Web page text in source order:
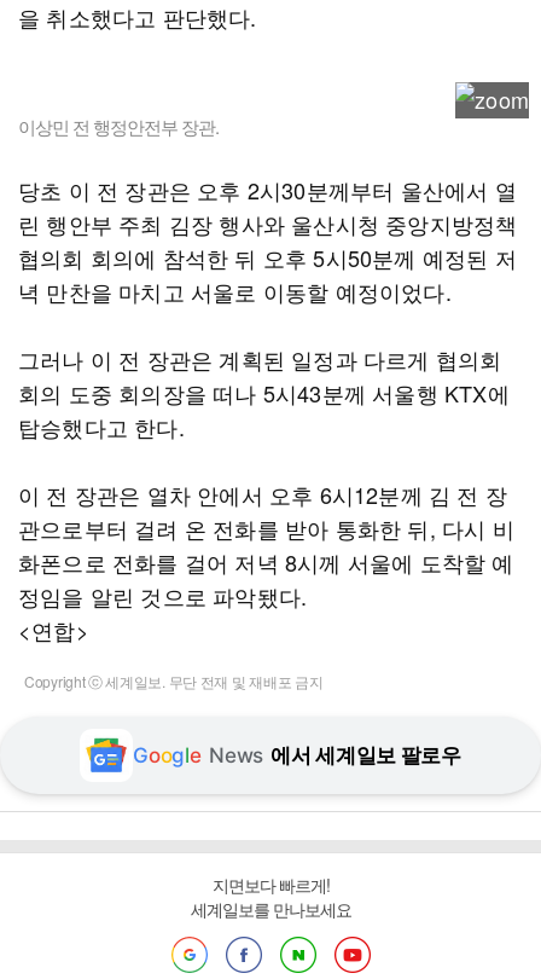
을 취소했다고 판단했다.
이상민 전 행정안전부 장관.
당초 이 전 장관은 오후 2시30분께부터 울산에서 열
린 행안부 주최 김장 행사와 울산시청 중앙지방정책
협의회 회의에 참석한 뒤 오후 5시50분께 예정된 저
녁 만찬을 마치고 서울로 이동할 예정이었다.
그러나 이 전 장관은 계획된 일정과 다르게 협의회
회의 도중 회의장을 떠나 5시43분께 서울행 KTX에
탑승했다고 한다.
이 전 장관은 열차 안에서 오후 6시12분께 김 전 장
관으로부터 걸려 온 전화를 받아 통화한 뒤, 다시 비
화폰으로 전화를 걸어 저녁 8시께 서울에 도착할 예
정임을 알린 것으로 파악됐다.
<연합>
Copyright ⓒ 세계일보. 무단 전재 및 재배포 금지
Google News 에서 세계일보 팔로우
지면보다 빠르게!
세계일보를 만나보세요